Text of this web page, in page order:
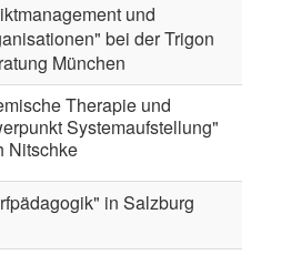
und
bei der Trigon
München
Therapie und
Systemaufstellung"
Nitschke
in Salzburg